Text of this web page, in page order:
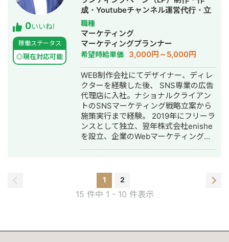
Cの美容系アプリを手がけるスタート
アップを創業し取締役COOに就任。創
業二年間で合計約１億円の資金調達を
実施するとともに、従業員数も5倍の組
織に拡大。 2017年末から自身でWEB
マーケティングの会社を創業、フリー
ランスチームとともに、100を超えるク
ライアントのマーケティングサポート
を展開中。得意領域はSNS運用、ディ
スプレイ広告、リスティング、インフ
ルエンサーマーケティング 現在まで上
場企業をはじめとした100社以上の支援
実績があり、今までのノウハウを全て
お伝え致します！ また同時にフリーで
芸能活動をしており、SUITS2や半沢直
力している。
0いいね!
稼働ステータス
◎現在対応可能
成・Youtubeチャンネル運営代行・立
ち上げ・SEO対策・SNS運用代行・キ
ャスティング・記事作成代行・ライテ
ィング・ホームページ制作・作成・リ
スティング広告運用代行・動画制作・
動画編集
職種
マーケティング
マーケティングプランナー
希望時給単価 3,000円～5,000円
WEB制作会社にてデザイナー、ディレ
クターを経験した後、 SNS専業の広告
代理店に入社。ナショナルクライアン
トのSNSマーケティング戦略立案から
施策実行まで経験。 2019年にフリーラ
ンスとして独立、翌年株式会社enishe
を設立、企業のWebマーケティング活
1 2
15 件中 1 - 10 件表示